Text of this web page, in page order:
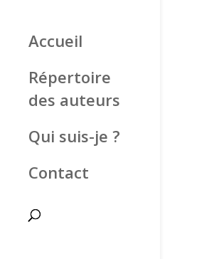
Accueil
Répertoire
des auteurs
Qui suis-je ?
Contact